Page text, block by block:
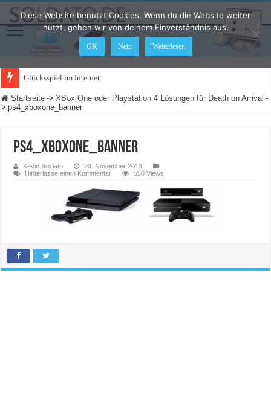
Glücksspiel im Internet: Was ändert sic
Startseite -> XBox One oder Playstation 4 Lösungen für Death on Arrival -
> ps4_xboxone_banner
ps4_xboxone_banner
Kevin Soldato
23. November 2013
Hinterlasse einen Kommentar
550 Views
Diese Website benutzt Cookies. Wenn du die Website weiter
nutzt, gehen wir von deinem Einverständnis aus.
OK Nein Weiterlesen